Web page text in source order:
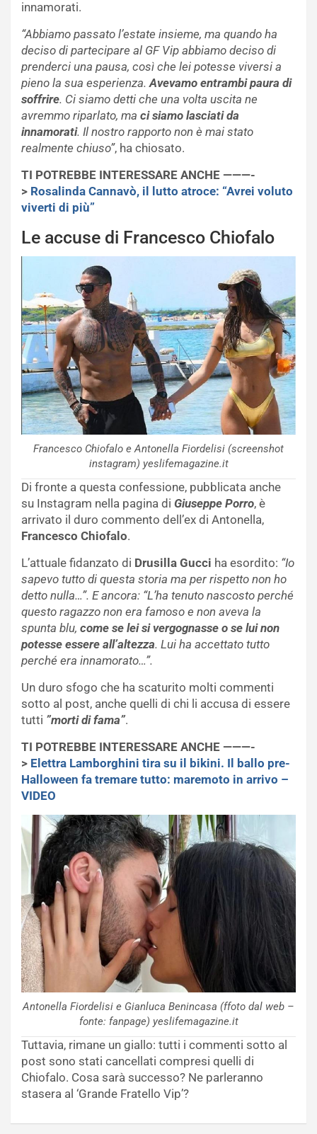
innamorati.
“Abbiamo passato l’estate insieme, ma quando ha
deciso di partecipare al GF Vip abbiamo deciso di
prenderci una pausa, così che lei potesse viversi a
pieno la sua esperienza. Avevamo entrambi paura di
soffrire. Ci siamo detti che una volta uscita ne
avremmo riparlato, ma ci siamo lasciati da
innamorati. Il nostro rapporto non è mai stato
realmente chiuso”, ha chiosato.
TI POTREBBE INTERESSARE ANCHE ———-
> Rosalinda Cannavò, il lutto atroce: “Avrei voluto
viverti di più”
Le accuse di Francesco Chiofalo
Francesco Chiofalo e Antonella Fiordelisi (screenshot
instagram) yeslifemagazine.it
Di fronte a questa confessione, pubblicata anche
su Instagram nella pagina di Giuseppe Porro, è
arrivato il duro commento dell’ex di Antonella,
Francesco Chiofalo.
L’attuale fidanzato di Drusilla Gucci ha esordito: “Io
sapevo tutto di questa storia ma per rispetto non ho
detto nulla…”. E ancora: “L’ha tenuto nascosto perché
questo ragazzo non era famoso e non aveva la
spunta blu, come se lei si vergognasse o se lui non
potesse essere all’altezza. Lui ha accettato tutto
perché era innamorato…”.
Un duro sfogo che ha scaturito molti commenti
sotto al post, anche quelli di chi li accusa di essere
tutti ”morti di fama”.
TI POTREBBE INTERESSARE ANCHE ———-
> Elettra Lamborghini tira su il bikini. Il ballo pre-
Halloween fa tremare tutto: maremoto in arrivo –
VIDEO
Antonella Fiordelisi e Gianluca Benincasa (ffoto dal web –
fonte: fanpage) yeslifemagazine.it
Tuttavia, rimane un giallo: tutti i commenti sotto al
post sono stati cancellati compresi quelli di
Chiofalo. Cosa sarà successo? Ne parleranno
stasera al ‘Grande Fratello Vip’?